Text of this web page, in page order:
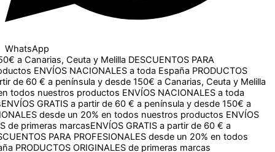
WhatsApp
Ceuta y MelillaDESCUENTOS PARA PROFESIONALES
a toda EspañaPRODUCTOS ORIGINALES de primeras
a Canarias, Ceuta y MelillaDESCUENTOS PARA
ENVÍOS NACIONALES a toda EspañaPRODUCTOS
60 € a península y desde 150€ a Canarias, Ceuta y Melilla
nuestros productosENVÍOS NACIONALES a toda España
a partir de 60 € a península y desde 150€ a Canarias, Ceuta
en todos nuestros productosENVÍOS NACIONALES a toda